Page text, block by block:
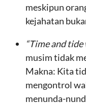
meskipun
kejahatan
“Time and
musim tidak
Makna: Kita
mengontrol
menunda-